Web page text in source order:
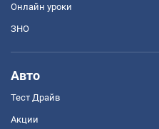
Онлайн уроки
ЗНО
Авто
Тест Драйв
Акции